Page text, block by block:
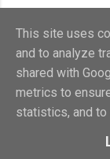
Autori-
C
Posta un
This site uses
and to analyze
shared with
metrics to
statistics, and to